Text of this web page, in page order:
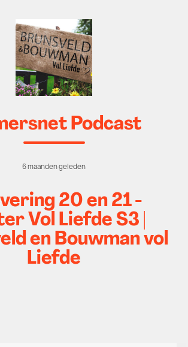
Podcast
6 maanden geleden
20 en 21 -
Vol Liefde S3 |
en Bouwman vol
Liefde